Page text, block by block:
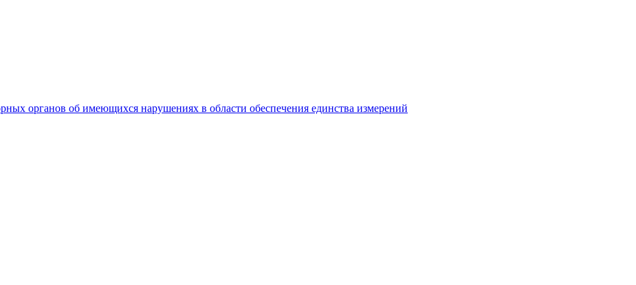
органов об имеющихся нарушениях в области обеспечения единства измерений